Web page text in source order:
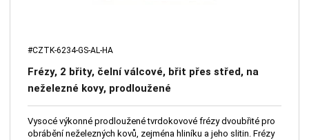
#CZTK-6234-GS-AL-HA
Frézy, 2 břity, čelní válcové, břit přes střed, na
neželezné kovy, prodloužené
Vysocé výkonné prodloužené tvrdokovové frézy dvoubřité pro
obrábění neželezných kovů, zejména hliníku a jeho slitin. Frézy